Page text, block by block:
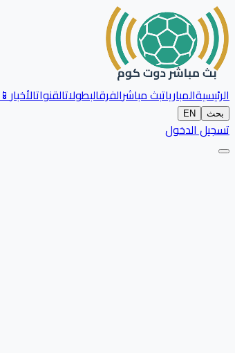
الرئيسيةالمبارياتبث مباشرالفرقالبطولاتالقنواتالأخبار
بحث EN
تسجيل الدخول